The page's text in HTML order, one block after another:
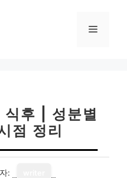
메
후 | 성분별
점 정리
: